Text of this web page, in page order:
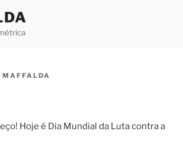
MAFFALDA
Hoje é Dia Mundial da Luta contra a